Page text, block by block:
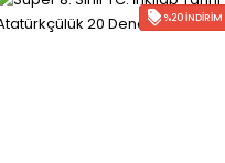
%20 İNDIRIM